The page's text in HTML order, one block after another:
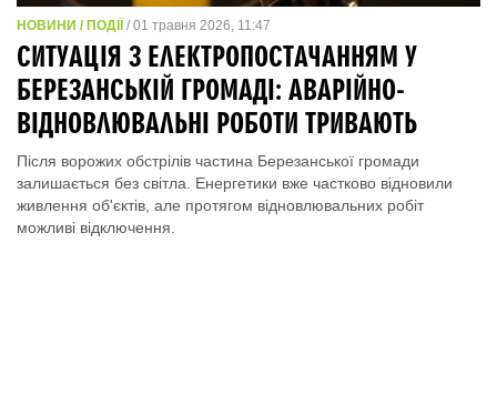
НОВИНИ / ПОДІЇ / 01 травня 2026, 11:47
СИТУАЦІЯ З ЕЛЕКТРОПОСТАЧАННЯМ У
БЕРЕЗАНСЬКІЙ ГРОМАДІ: АВАРІЙНО-
ВІДНОВЛЮВАЛЬНІ РОБОТИ ТРИВАЮТЬ
Після ворожих обстрілів частина Березанської громади
залишається без світла. Енергетики вже частково відновили
живлення об'єктів, але протягом відновлювальних робіт
можливі відключення.